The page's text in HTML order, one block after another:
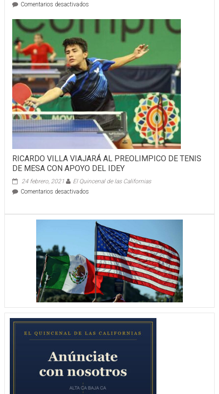
Comentarios desactivadosen
López
González
resultaron
los
ganadores
absolutos
de
la
1era
Carrera
Caminata
RICARDO VILLA VIAJARÁ AL PREOLIMPICO DE TENIS
DE MESA CON APOYO DEL IDEY
24 febrero, 2021
El Quincenal de las Californias
Comentarios desactivadosen
AL
PREOLIMPICO
TENIS
DE
MESA
CON
APOYO
DEL
IDEY